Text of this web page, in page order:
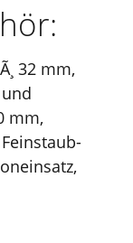
32 mm,
mm,